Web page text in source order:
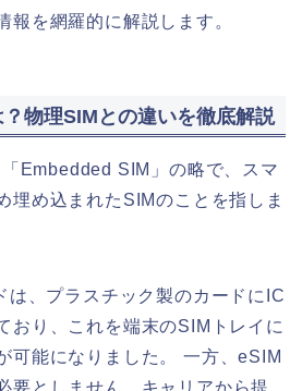
報を網羅的に解説します。
物理SIMとの違いを徹底解説
Embedded SIM」の略で、スマ
埋め込まれたSIMのことを指しま
は、プラスチック製のカードにIC
おり、これを端末のSIMトレイに
可能になりました。 一方、eSIM